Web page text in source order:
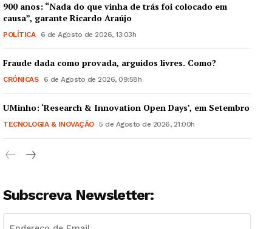
Guimarães, agora!
Institucional
900 anos: “Nada do que vinha de trás foi colocado em
causa”, garante Ricardo Araújo
POLÍTICA 6 de Agosto de 2026, 13:03h
Fraude dada como provada, arguidos livres. Como?
CRÓNICAS 6 de Agosto de 2026, 09:58h
UMinho: ‘Research & Innovation Open Days’, em Setembro
TECNOLOGIA & INOVAÇÃO 5 de Agosto de 2026, 21:00h
Subscreva Newsletter: